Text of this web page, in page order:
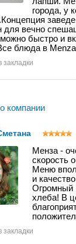
города, у
для вечно
быстро и
блюда в
закладки
компании
Менза -
скорость
Меню
и
Огромный
хлеба! В
закладки